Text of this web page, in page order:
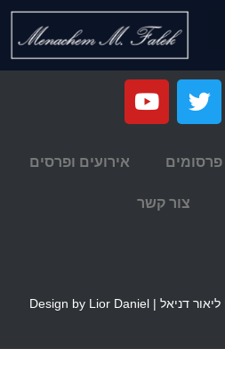
פרסומים אירועים ופרסים
צור קשר